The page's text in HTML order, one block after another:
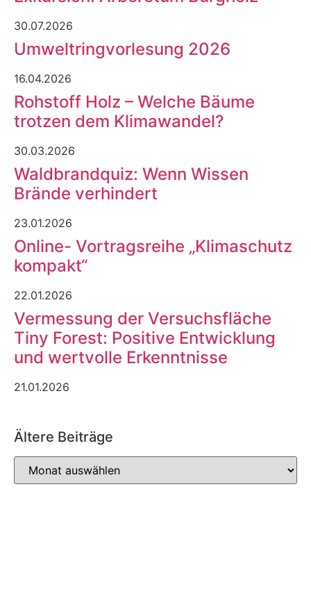
30.07.2026
Umweltringvorlesung 2026
16.04.2026
Rohstoff Holz – Welche Bäume
trotzen dem Klimawandel?
30.03.2026
Waldbrandquiz: Wenn Wissen
Brände verhindert
23.01.2026
Online- Vortragsreihe „Klimaschutz
kompakt“
22.01.2026
Vermessung der Versuchsfläche
Tiny Forest: Positive Entwicklung
und wertvolle Erkenntnisse
21.01.2026
Ältere Beiträge